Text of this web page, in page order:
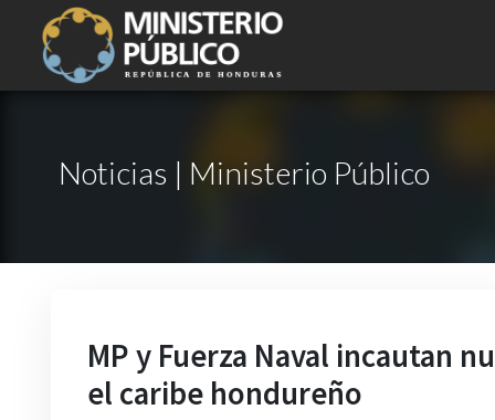
Noticias | Ministerio Público
MP y Fuerza Naval incautan
el caribe hondureño